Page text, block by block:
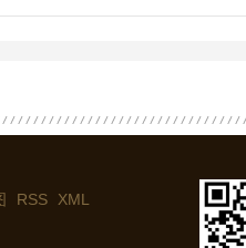
RSS
XML